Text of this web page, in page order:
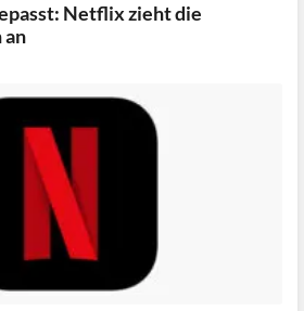
Netflix zieht die
an